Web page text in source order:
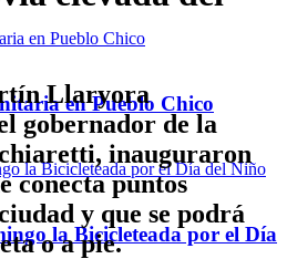
en Pueblo Chico
la Bicicleteada por el Día
Llaryora
gobernador de la
inauguraron
conecta puntos
y que se podrá
o a pie.